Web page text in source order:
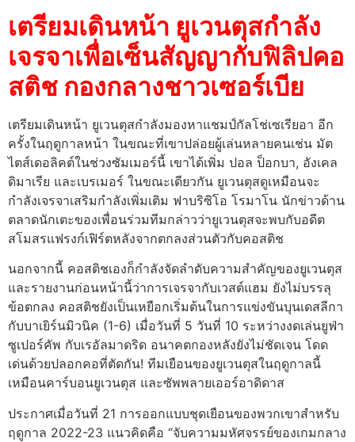
เตรียมเดินหน้า ยูเวนตุสกำลัง
เจรจาเพื่อเซ็นสัญญากับฟิลิปคอ
สติช กองกลางชาวเซอร์เบีย
เตรียมเดินหน้า ยูเวนตุสกำลังมองหาแชมป์กัลโช่เซเรียอา อีก
ครั้งในฤดูกาลหน้า ในขณะที่เขาปล่อยผู้เล่นหลายคนเช่น มัต
ไตส์เดอลิคต์ในช่วงซัมเมอร์นี้ เขาได้เพิ่ม ปอล ป็อกบา, อังเคล
ดิมาเรีย และเบรเมอร์ ในขณะเดียวกัน ยูเวนตุสดูเหมือนจะ
กำลังเจรจาเสริมกำลังเพิ่มเติม ฟาบริซิโอ โรมาโน นักข่าวด้าน
ตลาดนักเตะของเพื่อนร่วมทีมกล่าวว่ายูเวนตุสจะพบกับอดีต
สโมสรแฟรงก์เฟิร์ตหลังจากตกลงส่วนตัวกับคอสติช
นอกจากนี้ คอสติชเองก็กำลังจัดลำดับความสำคัญของยูเวนตุส
และรายงานก่อนหน้านี้ว่าการเจรจากับเวสต์แฮม ยังไม่บรรลุ
ข้อตกลง คอสติชยังเป็นเหยือกเริ่มต้นในการแข่งขันบุนเดสลีกา
กับบาเยิร์นมิวนิค (1-6) เมื่อวันที่ 5 วันที่ 10 ระหว่างงดเล่นยูฟ่า
ซูเปอร์คัพ กับเรอัลมาดริด อนาคตกองหลังยังไม่ชัดเจน โดด
เด่นด้วยปลอกคอที่ตัดกัน! ทีมเยือนของยูเวนตุสในฤดูกาลนี้
เหมือนคาร์บอนยูเวนตุส และซัพพลายเออร์อาดิดาส
ประกาศเมื่อวันที่ 21 การออกแบบชุดเยือนของพวกเขาสำหรับ
ฤดูกาล 2022-23 แนวคิดคือ “จับความมหัศจรรย์ของเกมกลาง